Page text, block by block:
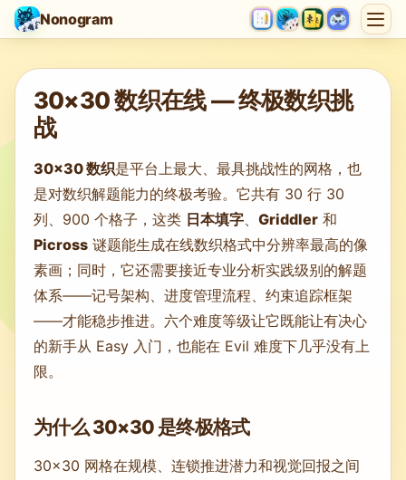
Nonogram
遊戲載入中…
30×30 数织在线 — 终极数织挑
战
30×30 数织是平台上最大、最具挑战性的网格，也
是对数织解题能力的终极考验。它共有 30 行 30
列、900 个格子，这类 日本填字、 Griddler 和
Picross 谜题能生成在线数织格式中分辨率最高的像
素画；同时，它还需要接近专业分析实践级别的解题
体系——记号架构、进度管理流程、约束追踪框架
——才能稳步推进。六个难度等级让它既能让有决心
的新手从 Easy 入门，也能在 Evil 难度下几乎没有上
限。
为什么 30×30 是终极格式
30×30 网格在规模、连锁推进潜力和视觉回报之间